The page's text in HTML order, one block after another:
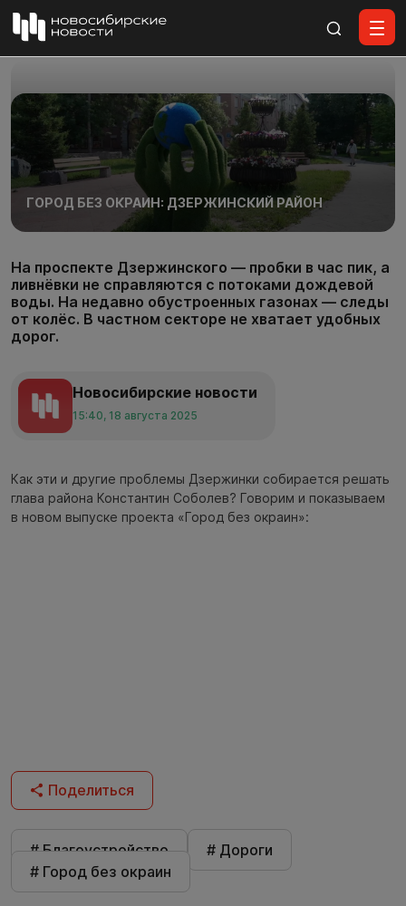
ГОРОД БЕЗ ОКРАИН: ДЗЕРЖИНСКИЙ РАЙОН
На проспекте Дзержинского — пробки в час пик, а
ливнёвки не справляются с потоками дождевой
воды. На недавно обустроенных газонах — следы
от колёс. В частном секторе не хватает удобных
дорог.
Новосибирские новости
15:40, 18 августа 2025
Как эти и другие проблемы Дзержинки собирается решать
глава района Константин Соболев? Говорим и показываем
в новом выпуске проекта «Город без окраин»:
Поделиться
# Благоустройство
# Дороги
# Город без окраин